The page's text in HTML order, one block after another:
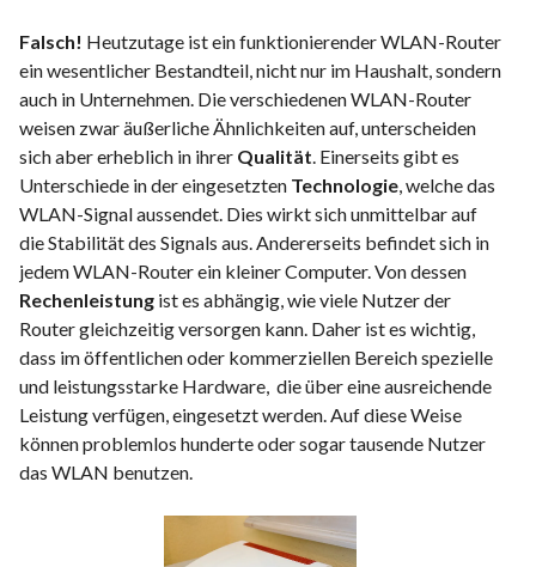
Falsch! Heutzutage ist ein funktionierender WLAN-Router
ein wesentlicher Bestandteil, nicht nur im Haushalt, sondern
auch in Unternehmen. Die verschiedenen WLAN-Router
weisen zwar äußerliche Ähnlichkeiten auf, unterscheiden
sich aber erheblich in ihrer Qualität. Einerseits gibt es
Unterschiede in der eingesetzten Technologie, welche das
WLAN-Signal aussendet. Dies wirkt sich unmittelbar auf
die Stabilität des Signals aus. Andererseits befindet sich in
jedem WLAN-Router ein kleiner Computer. Von dessen
Rechenleistung ist es abhängig, wie viele Nutzer der
Router gleichzeitig versorgen kann. Daher ist es wichtig,
dass im öffentlichen oder kommerziellen Bereich spezielle
und leistungsstarke Hardware, die über eine ausreichende
Leistung verfügen, eingesetzt werden. Auf diese Weise
können problemlos hunderte oder sogar tausende Nutzer
das WLAN benutzen.